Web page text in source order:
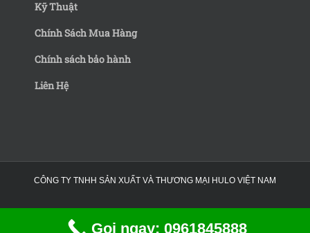
Kỹ Thuật
Chính Sách Mua Hàng
Chính sách bảo hành
Liên Hệ
CÔNG TY TNHH SẢN XUẤT VÀ THƯƠNG MẠI HULO VIỆT NAM
Gọi ngay: 0961845888